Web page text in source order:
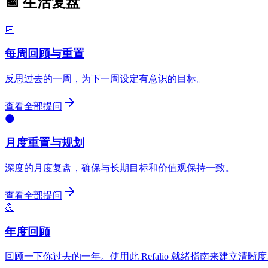
📅
每周回顾与重置
反思过去的一周，为下一周设定有意识的目标。
查看全部提问
🌑
月度重置与规划
深度的月度复盘，确保与长期目标和价值观保持一致。
查看全部提问
💪
年度回顾
回顾一下你过去的一年。使用此 Refalio 就绪指南来建立清晰